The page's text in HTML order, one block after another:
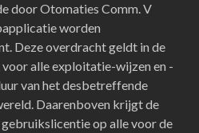
door Otomaties Comm. V
worden
Deze overdracht geldt in de
alle exploitatie-wijzen en -
van het desbetreffende
Daarenboven krijgt de
op alle voor de